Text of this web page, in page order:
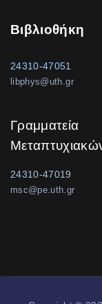
Βιβλιοθήκη
24310-47051
libphys@uth.gr
Γραμματεία
24310-47019
msc@pe.uth.gr